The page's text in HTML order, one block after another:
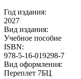
Год издания:
2027
Вид издания:
Учебное пособие
ISBN:
978-5-16-019298-7
Вид оформления:
Переплет 7БЦ